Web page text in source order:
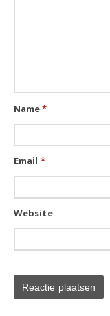
Name*
Email *
Website